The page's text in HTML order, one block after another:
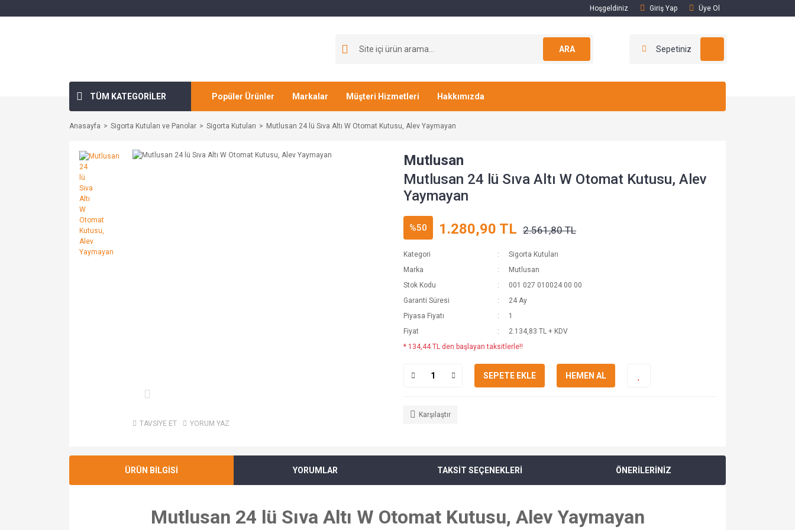
Hoşgeldiniz Giriş Yap Üye Ol
ARA Sepetiniz
TÜM KATEGORİLER Popüler Ürünler Markalar Müşteri Hizmetleri Hakkımızda
Anasayfa Sigorta Kutuları ve Panolar Sigorta Kutuları Mutlusan 24 lü Sıva Altı W Otomat Kutusu, Alev Yaymayan
TAVSİYE ET YORUM YAZ
Mutlusan
Mutlusan 24 lü Sıva Altı W Otomat Kutusu, Alev
Yaymayan
%50 1.280,90 TL 2.561,80 TL
Kategori
Sigorta Kutuları
Marka
Mutlusan
Stok Kodu
001 027 010024 00 00
Garanti Süresi
24 Ay
Piyasa Fiyatı
1
Fiyat
2.134,83 TL + KDV
* 134,44 TL den başlayan taksitlerle!!
SEPETE EKLE HEMEN AL
Karşılaştır
ÜRÜN BİLGİSİ YORUMLAR TAKSİT SEÇENEKLERİ ÖNERİLERİNİZ
Mutlusan 24 lü Sıva Altı W Otomat Kutusu, Alev Yaymayan